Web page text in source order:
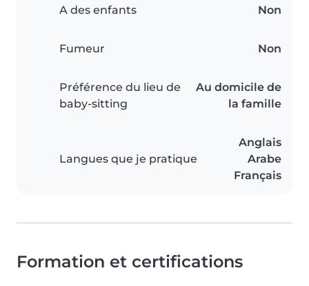
A des enfants Non
Fumeur Non
Préférence du lieu de
baby-sitting
Au domicile de
la famille
Langues que je pratique
Anglais
Arabe
Français
Formation et certifications